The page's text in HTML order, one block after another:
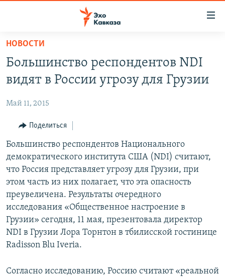
Вернуться
основному
содержанию
навигации
Вернутся
поиску
ЦХИНВАЛИ
ВЕСЬ КАВКАЗ
СЕВЕРНЫЙ КАВКАЗ
АРМЕНИЯ
АЗЕРБАЙДЖАН
ТЕМЫ
ПОЛИТИКА
ЭКОНОМИКА
ОБЩЕСТВО
КУЛЬТУРА
СПОРТ
РУБРИКИ
НЕКРУГЛЫЙ СТОЛ
ГОСТЬ НЕДЕЛИ
ПОЗИЦИЯ
БЛОГИ
ЧИТАЕМ ПРЕССУ
МУЛЬТИМЕДИА
ВИДЕО
ФОТО
АУДИО
ПОДКАСТЫ
АРХИВ РАДИОПРОГРАММЫ
ПРИСОЕДИНЯЙТЕСЬ!
Все сайты РСЕ/РС
НОВОСТИ
Большинство респондентов NDI
видят в России угрозу для Грузии
Май 11, 2015
Поделиться
Большинство респондентов Национального
демократического института США (NDI) считают,
что Россия представляет угрозу для Грузии, при
этом часть из них полагает, что эта опасность
преувеличена. Результаты очередного
исследования «Общественное настроение в
Грузии» сегодня, 11 мая, презентовала директор
NDI в Грузии Лора Торнтон в тбилисской гостинице
Radisson Blu Iveria.
Согласно исследованию, Россию считают «реальной